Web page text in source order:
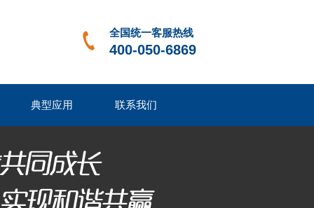
全国统一客服热线
400-050-6869
典型应用 联系我们